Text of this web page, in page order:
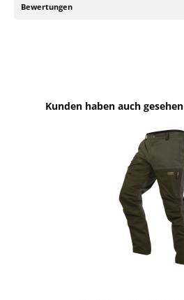
Bewertungen
Produktgalerie überspringen
Kunden haben auch gesehen